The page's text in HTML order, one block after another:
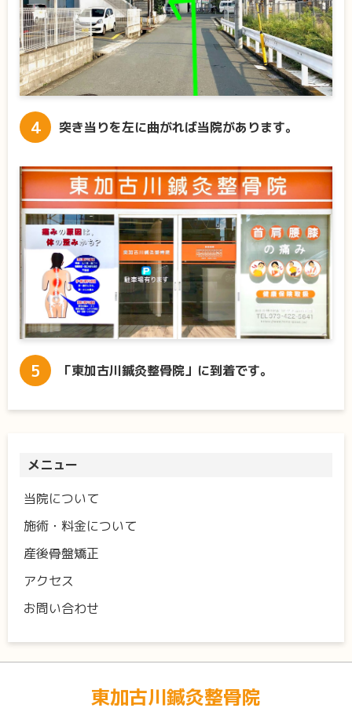
突き当りを左に曲がれば当院があります。
「東加古川鍼灸整骨院」に到着です。
メニュー
当院について
施術・料金について
産後骨盤矯正
アクセス
お問い合わせ
東加古川鍼灸整骨院